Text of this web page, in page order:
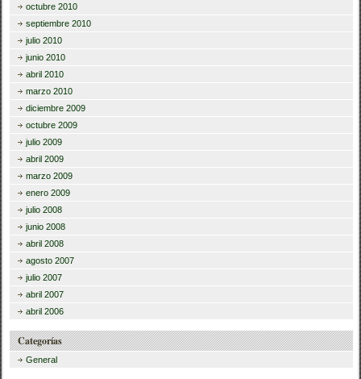
octubre 2010
septiembre 2010
julio 2010
junio 2010
abril 2010
marzo 2010
diciembre 2009
octubre 2009
julio 2009
abril 2009
marzo 2009
enero 2009
julio 2008
junio 2008
abril 2008
agosto 2007
julio 2007
abril 2007
abril 2006
Categorías
General